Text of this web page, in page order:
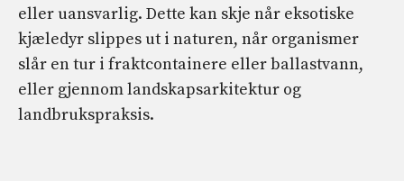
eller uansvarlig. Dette kan skje når eksotiske
kjæledyr slippes ut i naturen, når organismer
slår en tur i fraktcontainere eller ballastvann,
eller gjennom landskapsarkitektur og
landbrukspraksis.